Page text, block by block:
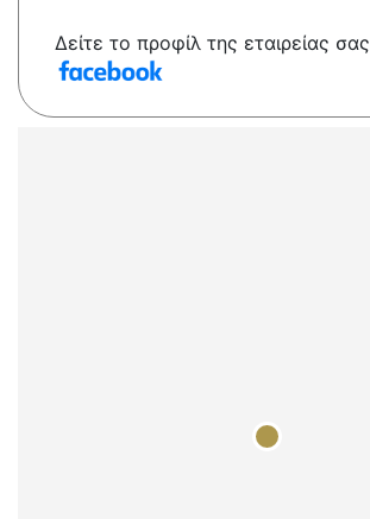
Δείτε το προφίλ της εταιρείας σας